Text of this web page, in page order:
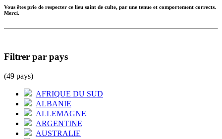
Vous êtes prie de respecter ce lieu saint de culte, par une tenue et comportement corrects.
Merci.
Filtrer par pays
(49 pays)
AFRIQUE DU SUD
ALBANIE
ALLEMAGNE
ARGENTINE
AUSTRALIE